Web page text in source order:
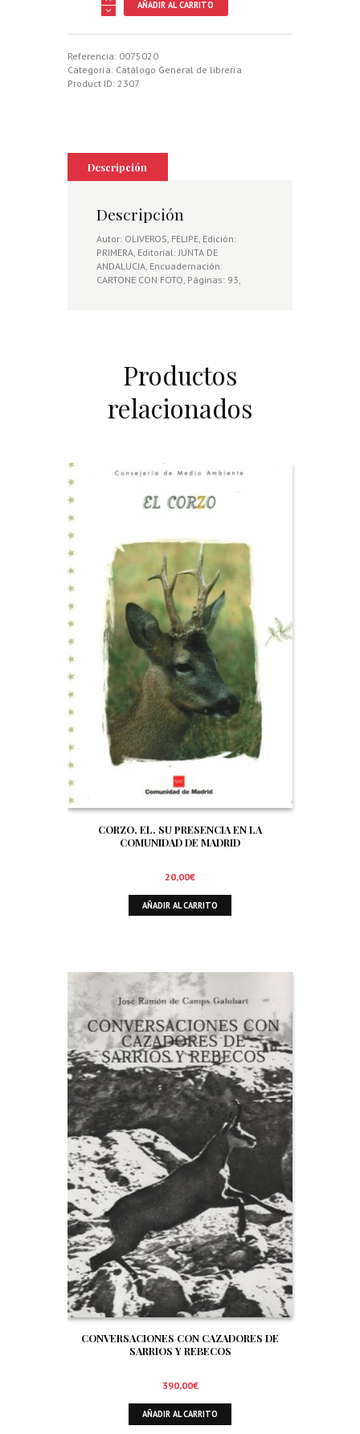
GESTION
DEL
CORZO
AÑADIR AL CARRITO
Referencia: 0075020
Categoría: Catálogo General de librería
Product ID: 2307
Descripción
Descripción
Autor: OLIVEROS, FELIPE, Edición:
PRIMERA, Editorial: JUNTA DE
ANDALUCIA, Encuadernación:
CARTONE CON FOTO, Páginas: 93,
Productos
relacionados
CORZO, EL. SU PRESENCIA EN LA
COMUNIDAD DE MADRID
20,00€
AÑADIR AL CARRITO
CONVERSACIONES CON CAZADORES DE
SARRIOS Y REBECOS
390,00€
AÑADIR AL CARRITO